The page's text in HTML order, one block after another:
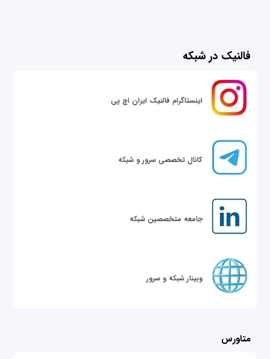
فالنیک در شبکه
اینستاگرام فالنیک ایران اچ پی
کانال تخصصی سرور و شبکه
جامعه متخصصین شبکه
وبینار شبکه و سرور
متاورس